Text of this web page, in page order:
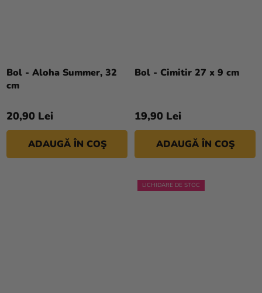
Bol - Aloha Summer, 32
cm
20,90 Lei
ADAUGĂ ÎN COŞ
Bol - Cimitir 27 x 9 cm
19,90 Lei
ADAUGĂ ÎN COŞ
LICHIDARE DE STOC